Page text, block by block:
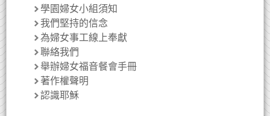
學園婦女小組須知
我們堅持的信念
為婦女事工線上奉獻
聯絡我們
舉辦婦女福音餐會手冊
著作權聲明
認識耶穌